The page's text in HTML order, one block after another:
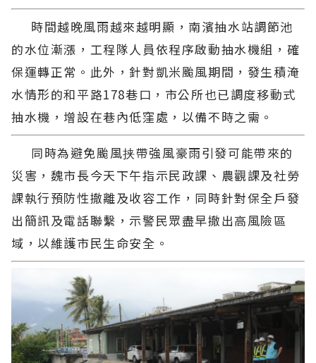
時間越晚風雨越來越明顯，南濱抽水站調節池
的水位漸漲，工程隊人員依程序啟動抽水機組，確
保運轉正常。此外，針對凱米颱風期間，發生積淹
水情形的和平路178巷口，市公所也已調度移動式
抽水機，增設在巷內低窪處，以備不時之需。
同時為避免颱風挟帶強風豪雨引發可能帶來的
災害，魏市長今天下午指示民政課、農觀課及社勞
課執行預防性撤離及收容工作，同時針對保全戶發
出簡訊及電話聯繫，示警民眾盡早撤出高風險區
域，以維護市民生命安全。